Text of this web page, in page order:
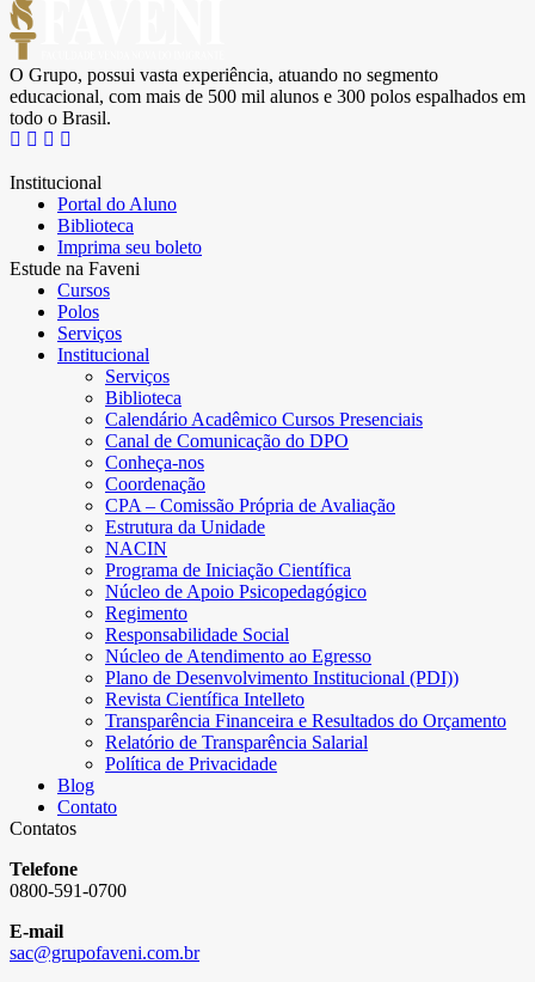
O Grupo, possui vasta experiência, atuando no segmento
educacional, com mais de 500 mil alunos e 300 polos espalhados em
todo o Brasil.
Institucional
Portal do Aluno
Biblioteca
Imprima seu boleto
Estude na Faveni
Cursos
Polos
Serviços
Institucional
Serviços
Biblioteca
Calendário Acadêmico Cursos Presenciais
Canal de Comunicação do DPO
Conheça-nos
Coordenação
CPA – Comissão Própria de Avaliação
Estrutura da Unidade
NACIN
Programa de Iniciação Científica
Núcleo de Apoio Psicopedagógico
Regimento
Responsabilidade Social
Núcleo de Atendimento ao Egresso
Plano de Desenvolvimento Institucional (PDI))
Revista Científica Intelleto
Transparência Financeira e Resultados do Orçamento
Relatório de Transparência Salarial
Política de Privacidade
Blog
Contato
Contatos
Telefone
0800-591-0700
E-mail
sac@grupofaveni.com.br